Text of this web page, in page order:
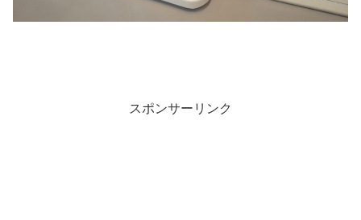
スポンサーリンク